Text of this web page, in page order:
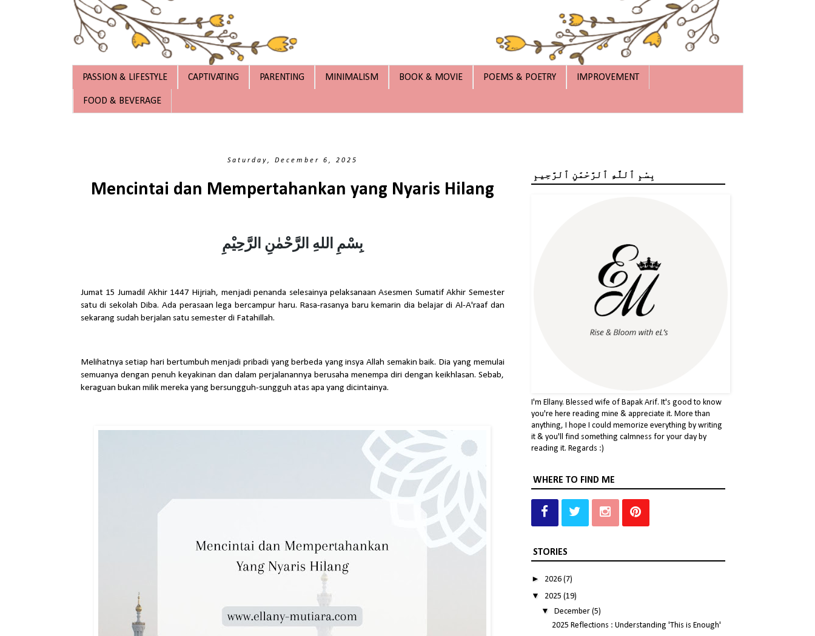
PASSION & LIFESTYLE CAPTIVATING PARENTING MINIMALISM BOOK & MOVIE POEMS & POETRY IMPROVEMENT
FOOD & BEVERAGE
Saturday, December 6, 2025
Mencintai dan Mempertahankan yang Nyaris Hilang
بِسْمِ اللهِ الرَّحْمٰنِ الرَّحِيْمِ
Jumat 15 Jumadil Akhir 1447 Hijriah, menjadi penanda selesainya pelaksanaan Asesmen Sumatif Akhir Semester
satu di sekolah Diba. Ada perasaan lega bercampur haru. Rasa-rasanya baru kemarin dia belajar di Al-A'raaf dan
sekarang sudah berjalan satu semester di Fatahillah.
Melihatnya setiap hari bertumbuh menjadi pribadi yang berbeda yang insya Allah semakin baik. Dia yang memulai
semuanya dengan penuh keyakinan dan dalam perjalanannya berusaha menempa diri dengan keikhlasan. Sebab,
keraguan bukan milik mereka yang bersungguh-sungguh atas apa yang dicintainya.
بِسْمِ ٱللَّهِ ٱلرَّحْمَٰنِ ٱلرَّحِيمِ
I'm Ellany. Blessed wife of Bapak Arif. It's good to know
you're here reading mine & appreciate it. More than
anything, I hope I could memorize everything by writing
it & you'll find something calmness for your day by
reading it. Regards :)
WHERE TO FIND ME
STORIES
► 2026 (7)
▼ 2025 (19)
▼December(5)
2025 Reflections : Understanding 'This is Enough'